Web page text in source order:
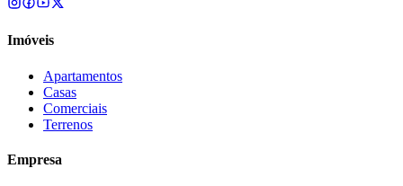
Imóveis
Apartamentos
Casas
Comerciais
Terrenos
Empresa